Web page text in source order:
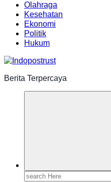
Olahraga
Kesehatan
Ekonomi
Politik
Hukum
Berita Terpercaya
Search